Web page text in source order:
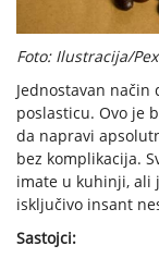
Foto: Ilustracija/
Jednostavan
poslasticu. Ovo je
da napravi
bez komplikacija.
imate u kuhinji, ali
isključivo insant
Sastojci: